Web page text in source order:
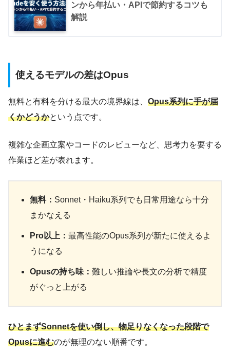
ンから年払い・APIで節約するコツも
解説
使えるモデルの差はOpus
無料と有料を分ける最大の境界線は、 Opus系列に手が届
くかどうかという点です。
複雑な企画立案やコードのレビューなど、思考力を要する
作業ほど差が表れます。
無料： Sonnet・Haiku系列でも日常用途なら十分
まかなえる
Pro以上： 最高性能のOpus系列が新たに使えるよ
うになる
Opusの持ち味： 難しい推論や長文の分析で精度
がぐっと上がる
ひとまずSonnetを使い倒し、物足りなくなった段階で
Opusに進むのが無理のない順番です。